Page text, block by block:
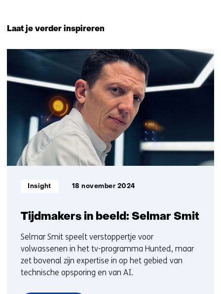
(Neem
contact
met
ons
op)
Laat je verder inspireren
23
resultaten,
getoond
11
t/m
15
Tijdmakers in beeld: Selmar Smit
Informatietype:
Insight 18 november 2024
Selmar Smit speelt verstoppertje voor
volwassenen in het tv-programma Hunted, maar
zet bovenal zijn expertise in op het gebied van
technische opsporing en van AI.